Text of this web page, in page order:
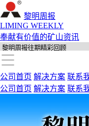
黎明周报
LIMING WEEKLY
奉献有价值的矿山资讯
公司首页 解决方案 联系
公司首页 解决方案 联系